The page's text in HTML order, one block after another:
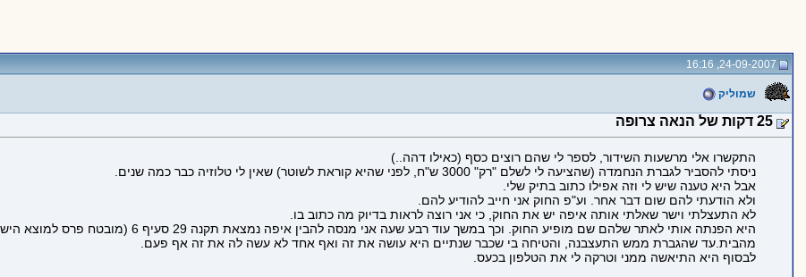
24-09-2007, 16:16
שמוליק
25 דקות של הנאה צרופה
התקשרו אלי מרשעות השידור, לספר לי שהם רוצים כסף (כאילו דהה..)
ניסתי להסביר לגברת הנחמדה (שהציעה לי לשלם "רק" 3000 ש"ח, לפני שהיא קוראת לשוטר) שאין לי טלוזיה כבר כמה שנים.
אבל היא טענה שיש לי וזה אפילו כתוב בתיק שלי.
ולא הודעתי להם שום דבר אחר. וע"פ החוק אני חייב להודיע להם.
לא התעצלתי וישר שאלתי אותה איפה יש את החוק, כי אני רוצה לראות בדיוק מה כתוב בו.
היא הפנתה אותי לאתר שלהם שם מופיע החוק. וכך במשך
מהבית.עד שהגברת ממש התעצבנה, והטיחה בי שכבר שנתיים היא עושה את זה ואף אחד לא עשה לה את זה אף פעם.
לבסוף היא התיאשה ממני וטרקה לי את הטלפון בכעס.